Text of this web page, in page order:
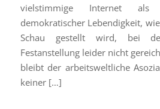
vielstimmige Internet als
demokratischer Lebendigkeit,
Schau gestellt wird, bei
Festanstellung leider nicht
bleibt der arbeitsweltliche
keiner […]